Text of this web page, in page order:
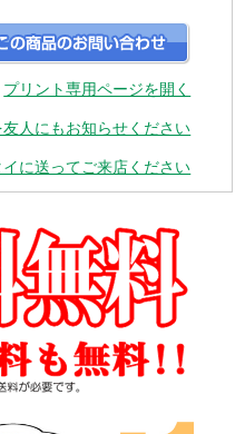
プリント専用ページを開く
友人にもお知らせください
に送ってご来店ください